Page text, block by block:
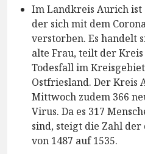
Im Landkreis Aurich
der sich mit dem
verstorben. Es handelt
alte Frau, teilt der Kreis
Todesfall im
Ostfriesland. Der Kreis
Mittwoch zudem 366
Virus. Da es 317
sind, steigt die Zahl
von 1487 auf 1535.